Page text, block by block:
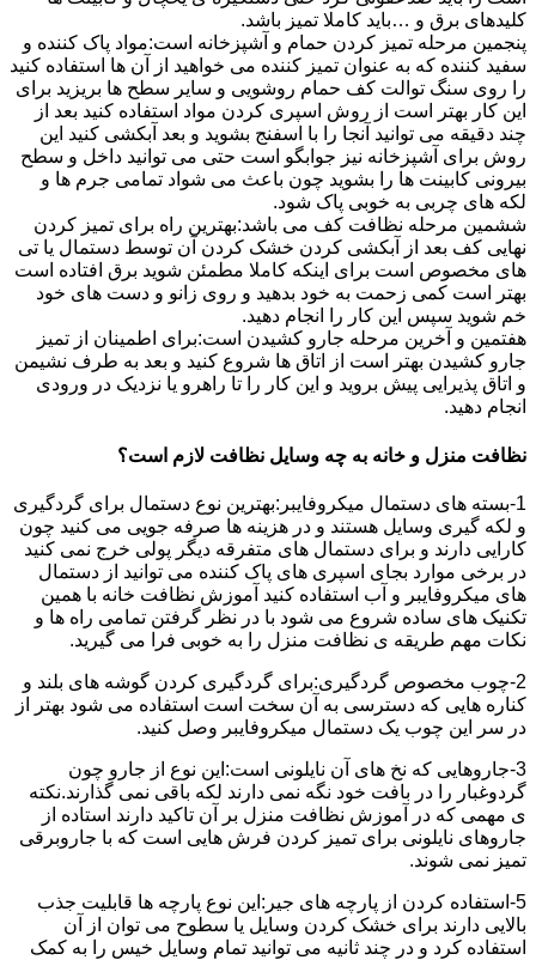
کلیدهای برق و …باید کاملا تمیز باشد.
پنجمین مرحله تمیز کردن حمام و آشپزخانه است:مواد پاک کننده و
سفید کننده که به عنوان تمیز کننده می خواهید از آن ها استفاده کنید
را روی سنگ توالت کف حمام روشویی و سایر سطح ها بریزید برای
این کار بهتر است از روش اسپری کردن مواد استفاده کنید بعد از
چند دقیقه می توانید آنجا را با اسفنج بشوید و بعد آبکشی کنید این
روش برای آشپزخانه نیز جوابگو است حتی می توانید داخل و سطح
بیرونی کابینت ها را بشوید چون باعث می شواد تمامی جرم ها و
لکه های چربی به خوبی پاک شود.
ششمین مرحله نظافت کف می باشد:بهترین راه برای تمیز کردن
نهایی کف بعد از آبکشی کردن خشک کردن آن توسط دستمال یا تی
های مخصوص است برای اینکه کاملا مطمئن شوید برق افتاده است
بهتر است کمی زحمت به خود بدهید و روی زانو و دست های خود
خم شوید سپس این کار را انجام دهید.
هفتمین و آخرین مرحله جارو کشیدن است:برای اطمینان از تمیز
جارو کشیدن بهتر است از اتاق ها شروع کنید و بعد به طرف نشیمن
و اتاق پذیرایی پیش بروید و این کار را تا راهرو یا نزدیک در ورودی
انجام دهید.
نظافت منزل و خانه به چه وسایل نظافت لازم است؟
1-بسته های دستمال میکروفایبر:بهترین نوع دستمال برای گردگیری
و لکه گیری وسایل هستند و در هزینه ها صرفه جویی می کنید چون
کارایی دارند و برای دستمال های متفرقه دیگر پولی خرج نمی کنید
در برخی موارد بجای اسپری های پاک کننده می توانید از دستمال
های میکروفایبر و آب استفاده کنید آموزش نظافت خانه با همین
تکنیک های ساده شروع می شود با در نظر گرفتن تمامی راه ها و
نکات مهم طریقه ی نظافت منزل را به خوبی فرا می گیرید.
2-چوب مخصوص گردگیری:برای گردگیری کردن گوشه های بلند و
کناره هایی که دسترسی به آن سخت است استفاده می شود بهتر از
در سر این چوب یک دستمال میکروفایبر وصل کنید.
3-جاروهایی که نخ های آن نایلونی است:این نوع از جارو چون
گردوغبار را در بافت خود نگه نمی دارند لکه باقی نمی گذارند.نکته
ی مهمی که در آموزش نظافت منزل بر آن تاکید دارند استاده از
جاروهای نایلونی برای تمیز کردن فرش هایی است که با جاروبرقی
تمیز نمی شوند.
5-استفاده کردن از پارچه های جیر:این نوع پارچه ها قابلیت جذب
بالایی دارند برای خشک کردن وسایل یا سطوح می توان از آن
استفاده کرد و در چند ثانیه می توانید تمام وسایل خیس را به کمک